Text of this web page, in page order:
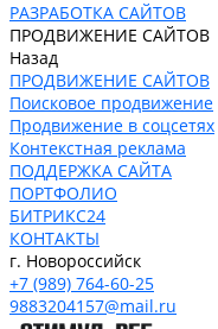
РАЗРАБОТКА САЙТОВ
ПРОДВИЖЕНИЕ САЙТОВ
Назад
ПРОДВИЖЕНИЕ САЙТОВ
Поисковое продвижение
Продвижение в соцсетях
Контекстная реклама
ПОДДЕРЖКА САЙТА
ПОРТФОЛИО
БИТРИКС24
КОНТАКТЫ
г. Новороссийск
+7 (989) 764-60-25
9883204157@mail.ru